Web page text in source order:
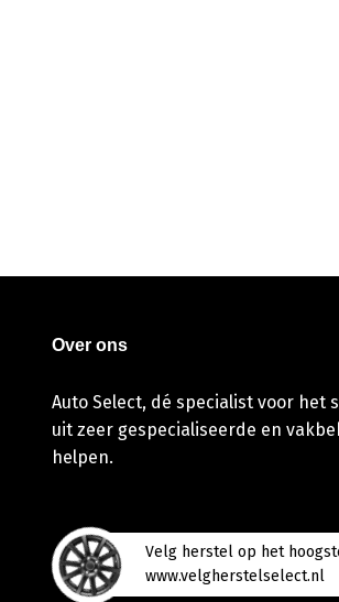
Over ons
Auto Select, dé specialist voor het
uit zeer gespecialiseerde en
helpen.
Velg herstel op het
www.velgherstelselect.nl